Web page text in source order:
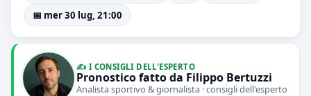
📅 mer 30 lug, 21:00
✍️ I CONSIGLI DELL'ESPERTO
Pronostico fatto da Filippo Bertuzzi
Analista sportivo & giornalista · consigli dell'esperto